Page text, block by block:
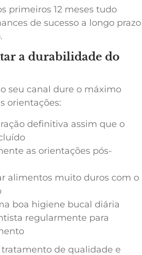
primeiros 12 meses tudo
de sucesso a longo prazo
a durabilidade do
seu canal dure o máximo
orientações:
definitiva assim que o
as orientações pós-
alimentos muito duros com o
boa higiene bucal diária
regularmente para
de qualidade e